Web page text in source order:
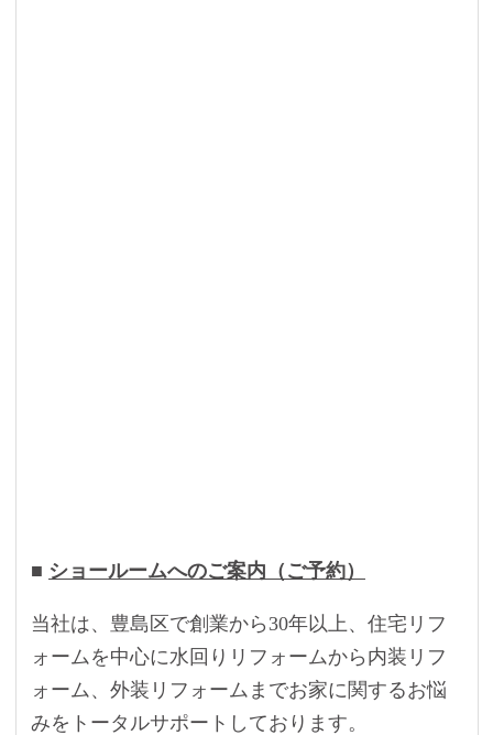
■ ショールームへのご案内（ご予約）
当社は、豊島区で創業から30年以上、住宅リフ
ォームを中心に水回りリフォームから内装リフ
ォーム、外装リフォームまでお家に関するお悩
みをトータルサポートしております。